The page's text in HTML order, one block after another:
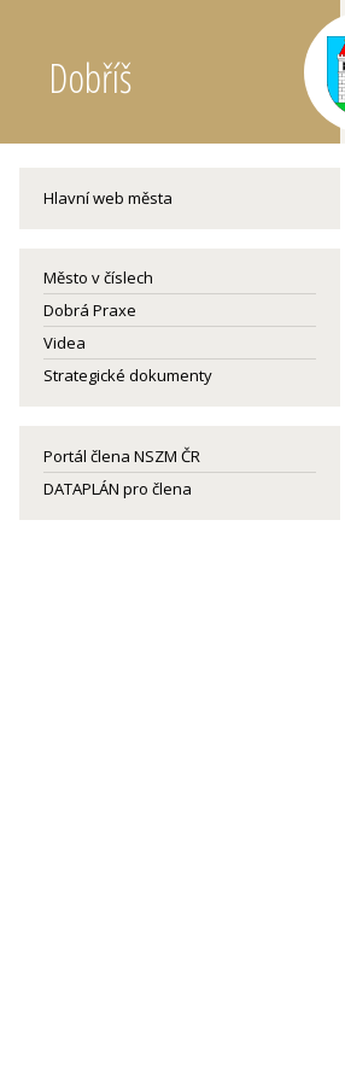
Dobříš
Hlavní web města
Město v číslech
Dobrá Praxe
Videa
Strategické dokumenty
Portál člena NSZM ČR
DATAPLÁN pro člena